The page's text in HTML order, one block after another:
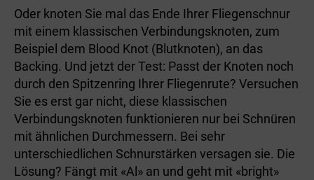
Oder knoten Sie mal das Ende Ihrer Fliegenschnur
mit einem klassischen Verbindungsknoten, zum
Beispiel dem Blood Knot (Blutknoten), an das
Backing. Und jetzt der Test: Passt der Knoten noch
durch den Spitzenring Ihrer Fliegenrute? Versuchen
Sie es erst gar nicht, diese klassischen
Verbindungsknoten funktionieren nur bei Schnüren
mit ähnlichen Durchmessern. Bei sehr
unterschiedlichen Schnurstärken versagen sie. Die
Lösung? Fängt mit «Al» an und geht mit «bright»